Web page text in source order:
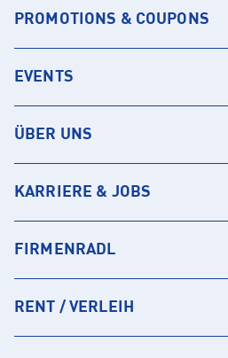
PROMOTIONS & COUPONS
EVENTS
ÜBER UNS
KARRIERE & JOBS
FIRMENRADL
RENT / VERLEIH